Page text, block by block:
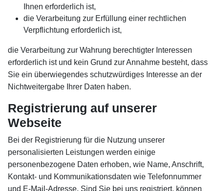
Ihnen erforderlich ist,
die Verarbeitung zur Erfüllung einer rechtlichen
Verpflichtung erforderlich ist,
die Verarbeitung zur Wahrung berechtigter Interessen
erforderlich ist und kein Grund zur Annahme besteht, dass
Sie ein überwiegendes schutzwürdiges Interesse an der
Nichtweitergabe Ihrer Daten haben.
Registrierung auf unserer
Webseite
Bei der Registrierung für die Nutzung unserer
personalisierten Leistungen werden einige
personenbezogene Daten erhoben, wie Name, Anschrift,
Kontakt- und Kommunikationsdaten wie Telefonnummer
und E-Mail-Adresse. Sind Sie bei uns registriert, können